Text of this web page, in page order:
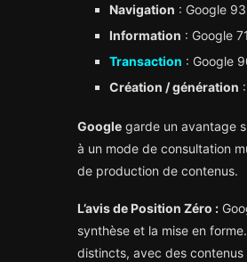
Navigation : Google
Information : Google
Transaction : Google
Création / génération
Google garde un avantage
à un mode de consultation
de production de contenus.
L’avis de Position Zéro :
synthèse et la mise en
distincts, avec des